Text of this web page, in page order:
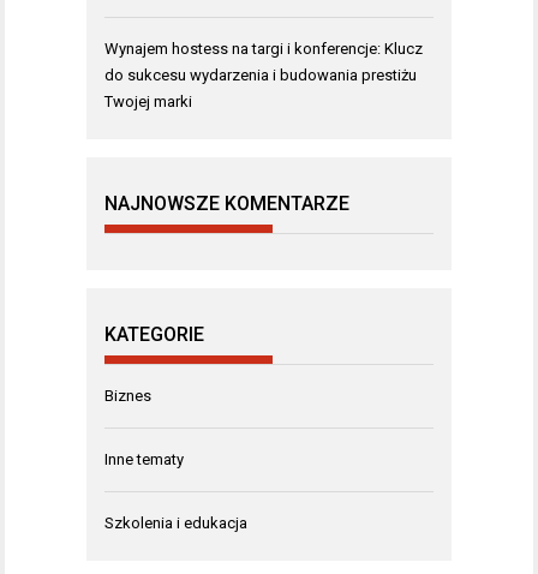
Wynajem hostess na targi i konferencje: Klucz
do sukcesu wydarzenia i budowania prestiżu
Twojej marki
NAJNOWSZE KOMENTARZE
KATEGORIE
Biznes
Inne tematy
Szkolenia i edukacja